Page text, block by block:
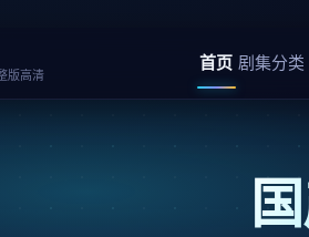
版高清
首页 剧集分类